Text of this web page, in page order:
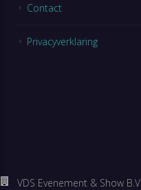
Contact
Privacyverklaring
VDS Evenement & Show B.V.